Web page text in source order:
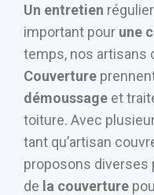
Un entretien
important pour une
temps, nos artisans
Couverture
démoussage et
toiture. Avec
tant qu’artisan
proposons diverses
de la couverture